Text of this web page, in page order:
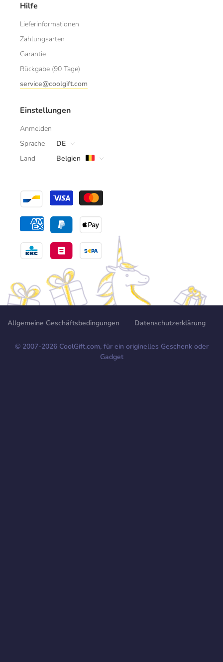
Hilfe
Lieferinformationen
Zahlungsarten
Garantie
Rückgabe (90 Tage)
service@coolgift.com
Einstellungen
Anmelden
Sprache
DE
Land
Belgien
Allgemeine Geschäftsbedingungen Datenschutzerklärung
© 2007-2026CoolGift.com, für ein originelles Geschenk oder
Gadget